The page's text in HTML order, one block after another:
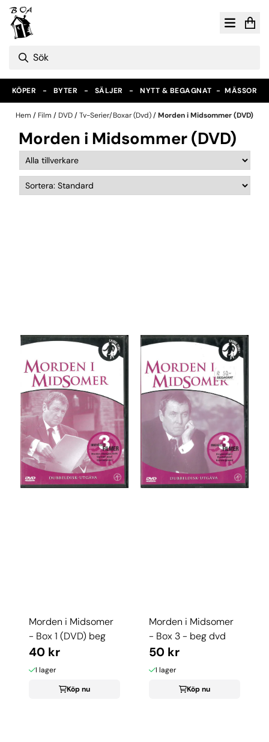
Hoppa till innehåll
KÖPER - BYTER - SÄLJER - NYTT & BEGAGNAT -MÄSSOR
Hem / Film / DVD/Tv-Serier/Boxar (Dvd)/Morden i Midsommer (DVD)
Morden i Midsommer (DVD)
Morden i Midsomer
- Box 1 (DVD) beg
40 kr
I lager
Köp nu
Morden i Midsomer
- Box 3 - beg dvd
50 kr
I lager
Köp nu